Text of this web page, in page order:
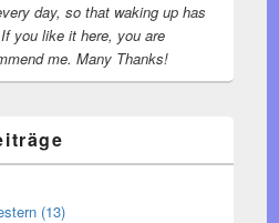
day, so that waking up has
If you like it here, you are
me. Many Thanks!
(13)